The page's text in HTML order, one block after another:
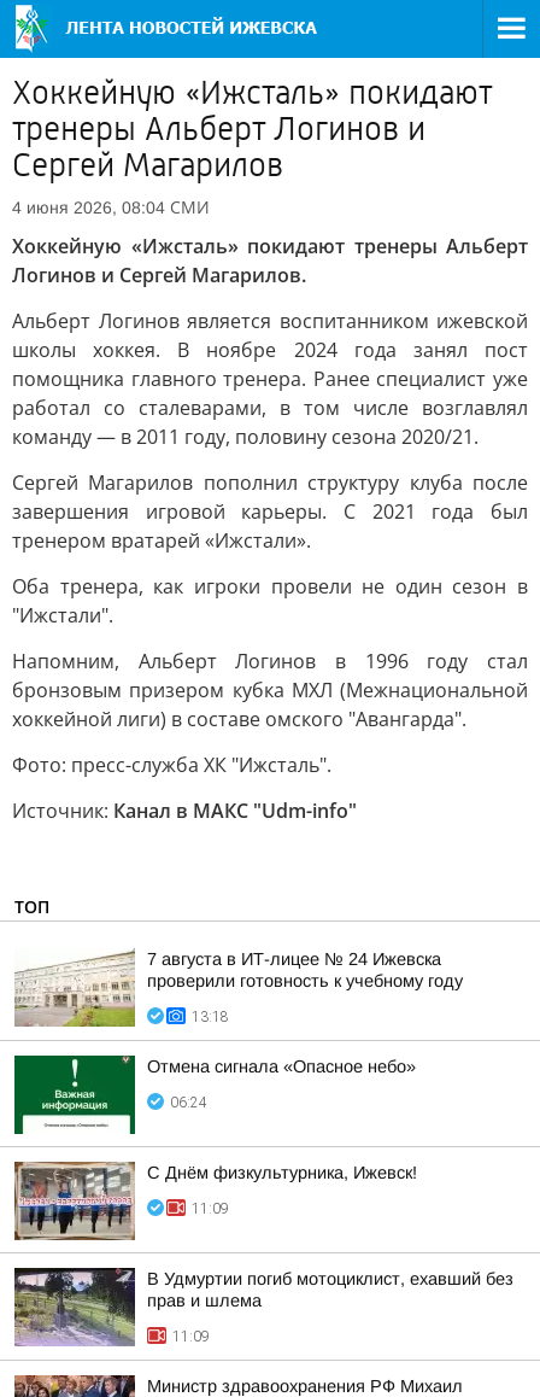
Хоккейную «Ижсталь» покидают
тренеры Альберт Логинов и
Сергей Магарилов
4 июня 2026, 08:04 СМИ
Хоккейную «Ижсталь» покидают тренеры Альберт
Логинов и Сергей Магарилов.
Альберт Логинов является воспитанником ижевской
школы хоккея. В ноябре 2024 года занял пост
помощника главного тренера. Ранее специалист уже
работал со сталеварами, в том числе возглавлял
команду — в 2011 году, половину сезона 2020/21.
Сергей Магарилов пополнил структуру клуба после
завершения игровой карьеры. С 2021 года был
тренером вратарей «Ижстали».
Оба тренера, как игроки провели не один сезон в
"Ижстали".
Напомним, Альберт Логинов в 1996 году стал
бронзовым призером кубка МХЛ (Межнациональной
хоккейной лиги) в составе омского "Авангарда".
Фото: пресс-служба ХК "Ижсталь".
Источник: Канал в МАКС "Udm-info"
ТОП
7 августа в ИТ-лицее № 24 Ижевска
проверили готовность к учебному году
13:18
Отмена сигнала «Опасное небо»
06:24
С Днём физкультурника, Ижевск!
11:09
В Удмуртии погиб мотоциклист, ехавший без
прав и шлема
11:09
Министр здравоохранения РФ Михаил